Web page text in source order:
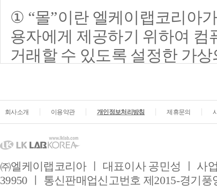
회사소개 이용약관 개인정보처리방침 제휴문의
㈜엘케이랩코리아 ㅣ 대표이사 공민성 ㅣ 사
39950 ㅣ 통신판매업신고번호 제2015-경기풍